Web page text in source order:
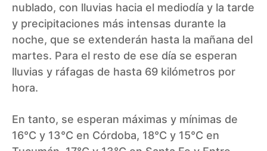
nublado, con lluvias hacia el mediodía y la tarde
y precipitaciones más intensas durante la
noche, que se extenderán hasta la mañana del
martes. Para el resto de ese día se esperan
lluvias y ráfagas de hasta 69 kilómetros por
hora.
En tanto, se esperan máximas y mínimas de
16°C y 13°C en Córdoba, 18°C y 15°C en